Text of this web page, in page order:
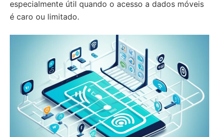
especialmente útil quando o acesso a dados móveis
é caro ou limitado.